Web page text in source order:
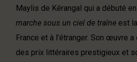
u
-
P
o
RSS FEED
EMBED
Maylis de Kérangal qui a débuté
marche sous un ciel de traîne est
France et à l’étranger. Son œuvre
des prix littéraires prestigieux et